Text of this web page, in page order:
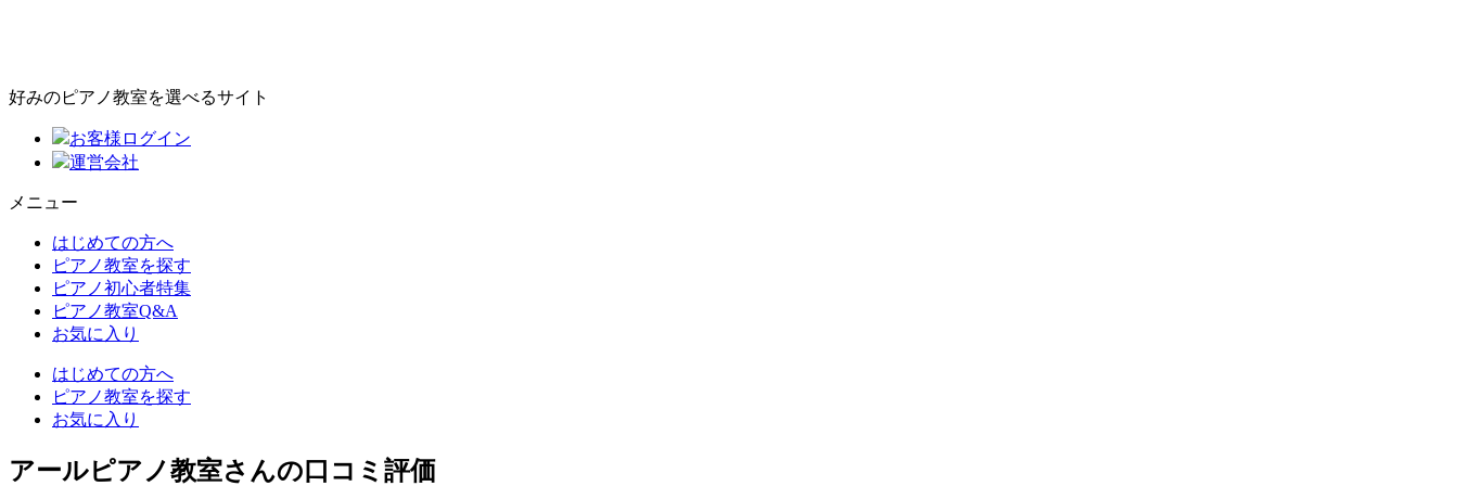
好みのピアノ教室を選べるサイト
お客様ログイン
運営会社
メニュー
はじめての方へ
ピアノ教室を探す
ピアノ初心者特集
ピアノ教室Q&A
お気に入り
はじめての方へ
ピアノ教室を探す
お気に入り
アールピアノ教室さんの口コミ評価